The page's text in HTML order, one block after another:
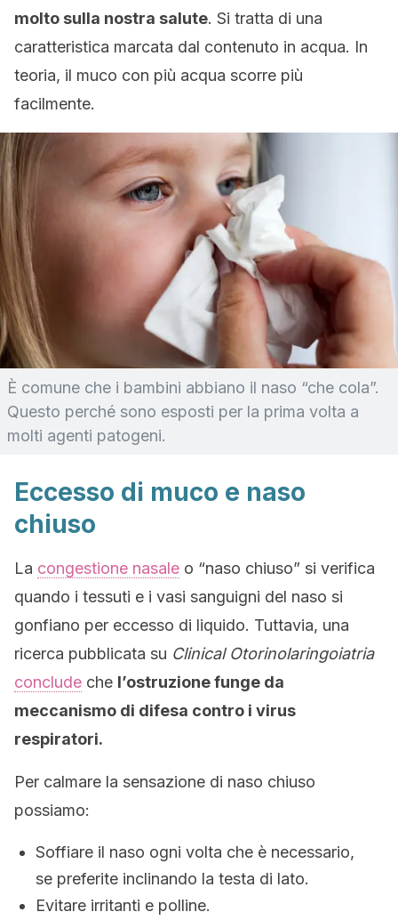
molto sulla nostra salute. Si tratta di una
caratteristica marcata dal contenuto in acqua. In
teoria, il muco con più acqua scorre più
facilmente.
È comune che i bambini abbiano il naso “che cola”.
Questo perché sono esposti per la prima volta a
molti agenti patogeni.
Eccesso di muco e naso
chiuso
La congestione nasale o “naso chiuso” si verifica
quando i tessuti e i vasi sanguigni del naso si
gonfiano per eccesso di liquido. Tuttavia, una
ricerca pubblicata su Clinical Otorinolaringoiatria
conclude che l’ostruzione funge da
meccanismo di difesa contro i virus
respiratori.
Per calmare la sensazione di naso chiuso
possiamo:
Soffiare il naso ogni volta che è necessario,
se preferite inclinando la testa di lato.
Evitare irritanti e polline.